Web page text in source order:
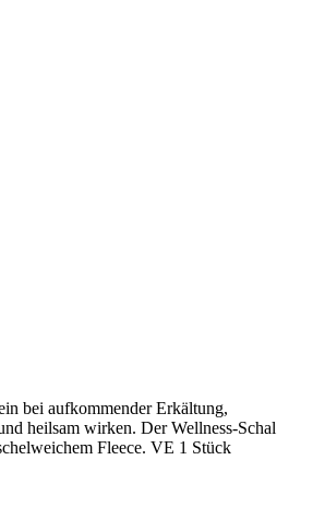
bei aufkommender Erkältung,
heilsam wirken. Der Wellness-Schal
Fleece. VE 1 Stück